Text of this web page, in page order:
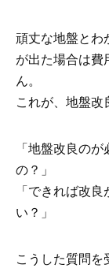
頑丈な地盤とわ
が出た場合は費
ん。
これが、地盤改
「地盤改良の
の？」
「できれば改
い？」
こうした質問を